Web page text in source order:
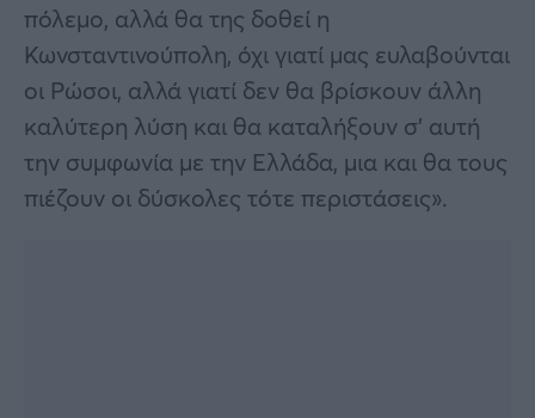
πόλεμο, αλλά θα της δοθεί η
Κωνσταντινούπολη, όχι γιατί μας ευλαβούνται
οι Ρώσοι, αλλά γιατί δεν θα βρίσκουν άλλη
καλύτερη λύση και θα καταλήξουν σ’ αυτή
την συμφωνία με την Ελλάδα, μια και θα τους
πιέζουν οι δύσκολες τότε περιστάσεις».